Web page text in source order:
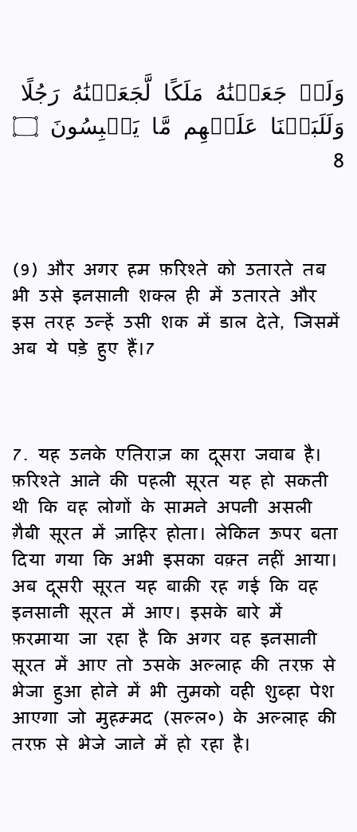
وَلَوۡ جَعَلۡنَٰهُ مَلَكًا لَّجَعَلۡنَٰهُ رَجُلًا
وَلَلَبَسۡنَا عَلَيۡهِم مَّا يَلۡبِسُونَ ۝
8
(9) और अगर हम फ़रिश्ते को उतारते तब
भी उसे इनसानी शक्ल ही में उतारते और
इस तरह उन्हें उसी शक में डाल देते, जिसमें
अब ये पड़े हुए हैं।7
7. यह उनके एतिराज़ का दूसरा जवाब है।
फ़रिश्ते आने की पहली सूरत यह हो सकती
थी कि वह लोगों के सामने अपनी असली
ग़ैबी सूरत में ज़ाहिर होता। लेकिन ऊपर बता
दिया गया कि अभी इसका वक़्त नहीं आया।
अब दूसरी सूरत यह बाक़ी रह गई कि वह
इनसानी सूरत में आए। इसके बारे में
फ़रमाया जा रहा है कि अगर वह इनसानी
सूरत में आए तो उसके अल्लाह की तरफ़ से
भेजा हुआ होने में भी तुमको वही शुब्हा पेश
आएगा जो मुहम्मद (सल्ल०) के अल्लाह की
तरफ़ से भेजे जाने में हो रहा है।